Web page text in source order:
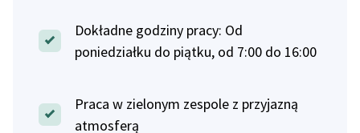
Dokładne godziny pracy: Od
poniedziałku do piątku, od 7:00 do 16:00
Praca w zielonym zespole z przyjazną
atmosferą